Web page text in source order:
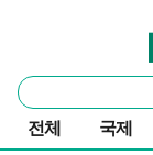
통
합
검
색
전체 국제